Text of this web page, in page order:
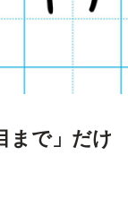
まで」だけ